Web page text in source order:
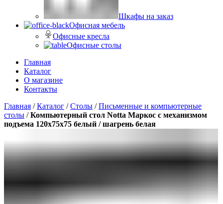
Шкафы на заказ
Офисная мебель
Офисные кресла
Офисные столы
Главная
Каталог
О магазине
Контакты
Главная /Каталог /Столы /Письменные и компьютерные
столы /Компьютерный стол Notta Маркос с механизмом
подъема 120х75х75 белый / шагрень белая